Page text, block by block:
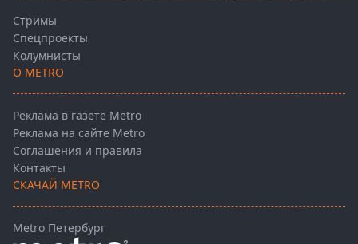
Стримы
Спецпроекты
Колумнисты
О METRO
Реклама в газете Metro
Реклама на сайте Metro
Соглашения и правила
Контакты
СКАЧАЙ METRO
Metro Петербург